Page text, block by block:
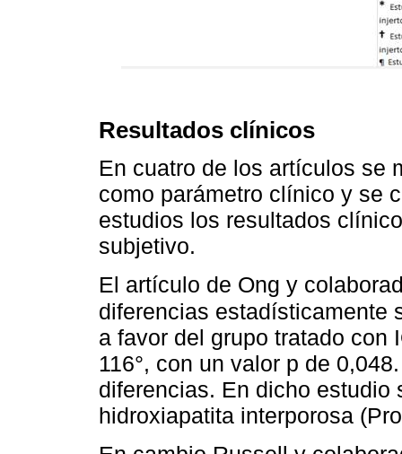
Resultados clínicos
En cuatro de los artículos se
como parámetro clínico y se
estudios los resultados
subjetivo.
El artículo de Ong y
diferencias estadísticamente
a favor del grupo tratado con
116°, con un valor p de
diferencias. En dicho estudio
hidroxiapatita interporosa